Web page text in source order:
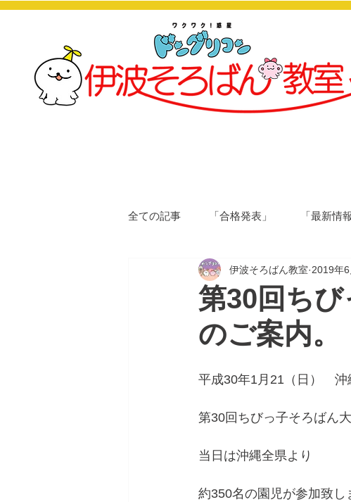
全ての記事 「合格発表」 「最新情
第30回ち
のご案内。
伊波そろばん教室 2019年
平成30年1月21（日）　
第30回ちびっ子そろばん
当日は沖縄全県より
約350名の園児が参加致し